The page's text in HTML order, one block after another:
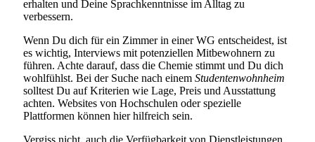
erhalten und Deine Sprachkenntnisse im Alltag zu
verbessern.
Wenn Du dich für ein Zimmer in einer WG entscheidest, ist
es wichtig, Interviews mit potenziellen Mitbewohnern zu
führen. Achte darauf, dass die Chemie stimmt und Du dich
wohlfühlst. Bei der Suche nach einem Studentenwohnheim
solltest Du auf Kriterien wie Lage, Preis und Ausstattung
achten. Websites von Hochschulen oder spezielle
Plattformen können hier hilfreich sein.
Vergiss nicht, auch die Verfügbarkeit von Dienstleistungen